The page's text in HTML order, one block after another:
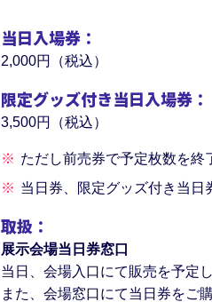
当日入場券：
2,000円（税込）
限定グッズ付き当日入場券：
3,500円（税込）
ただし前売券で予定枚数を終
当日券、限定グッズ付き当
取扱：
展示会場当日券窓口
当日、会場入口にて販売を予定
また、会場窓口にて当日券をご